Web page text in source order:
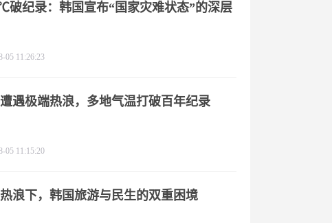
破纪录：韩国宣布“国家灾难状态”的深层
05 11:26:23
遇极端热浪，多地气温打破百年纪录
05 11:15:20
浪下，韩国旅游与民生的双重困境